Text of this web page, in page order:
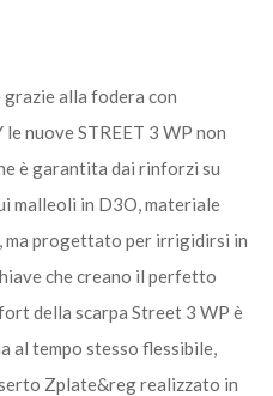
grazie alla fodera con
nuove STREET 3 WP non
è garantita dai rinforzi su
malleoli in D3O, materiale
progettato per irrigidirsi in
che creano il perfetto
della scarpa Street 3 WP è
al tempo stesso flessibile,
Zplate&reg realizzato in